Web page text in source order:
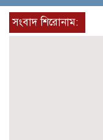
সংবাদ শিরোনাম: